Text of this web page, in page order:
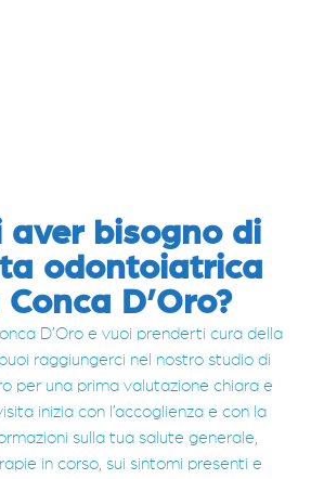
aver bisogno di
odontoiatrica
D’Oro?
D’Oro e vuoi prenderti cura della
raggiungerci nel nostro studio di
per una prima valutazione chiara e
inizia con l’accoglienza e con la
sulla tua salute generale,
in corso, sui sintomi presenti e